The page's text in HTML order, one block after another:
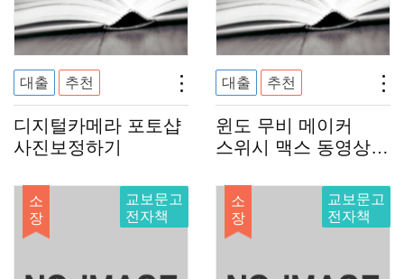
대출 추천
디지털카메라 포토샵
사진보정하기
대출 추천
윈도 무비 메이커
스위시 맥스 동영상
소
장
교보문고
전자책
소
장
교보문고
전자책